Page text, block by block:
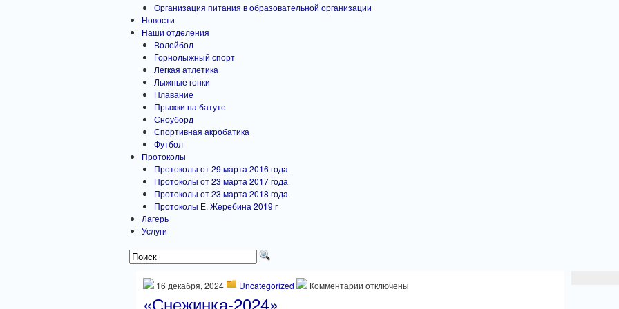
Организация питания в образовательной организации
Новости
Наши отделения
Волейбол
Горнолыжный спорт
Легкая атлетика
Лыжные гонки
Плавание
Прыжки на батуте
Сноуборд
Спортивная акробатика
Футбол
Протоколы
Протоколы от 29 марта 2016 года
Протоколы от 23 марта 2017 года
Протоколы от 23 марта 2018 года
Протоколы Е. Жеребина 2019 г
Лагерь
Услуги
16 декабря, 2024 Uncategorized Комментарии котключены
«Снежинка-2024»